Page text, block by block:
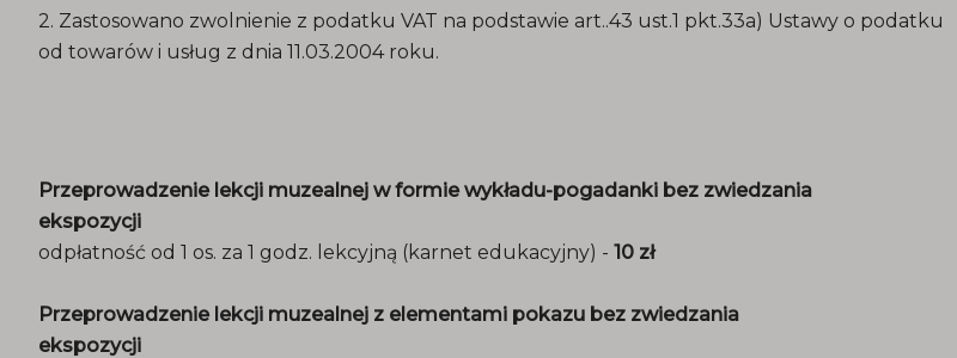
2. Zastosowano zwolnienie z podatku VAT na podstawie art..43 ust.1 pkt.33a) Ustawy o podatku
od towarów i usług z dnia 11.03.2004 roku.
Przeprowadzenie lekcji muzealnej w formie wykładu-pogadanki bez zwiedzania
ekspozycji
odpłatność od 1 os. za 1 godz. lekcyjną (karnet edukacyjny) - 10 zł
Przeprowadzenie lekcji muzealnej z elementami pokazu bez zwiedzania
ekspozycji